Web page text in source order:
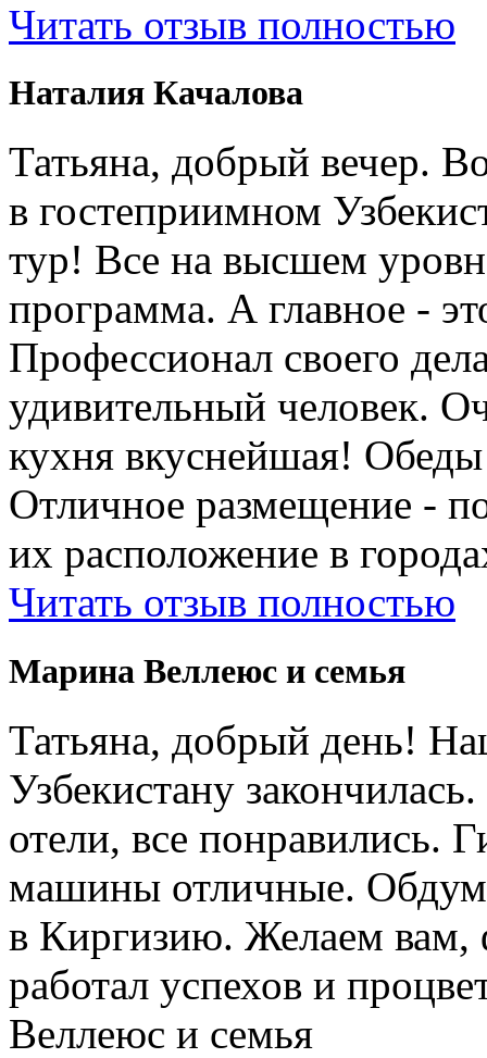
Читать отзыв полностью
Наталия Качалова
Татьяна, добрый вечер.
в гостеприимном
тур! Все на высшем
программа. А главное -
Профессионал своего
удивительный человек.
кухня вкуснейшая!
Отличное размещение -
их расположение в
Читать отзыв полностью
Марина Веллеюс и семья
Татьяна, добрый день!
Узбекистану
отели, все понравились.
машины отличные.
в Киргизию. Желаем вам,
работал успехов и
Веллеюс и семья